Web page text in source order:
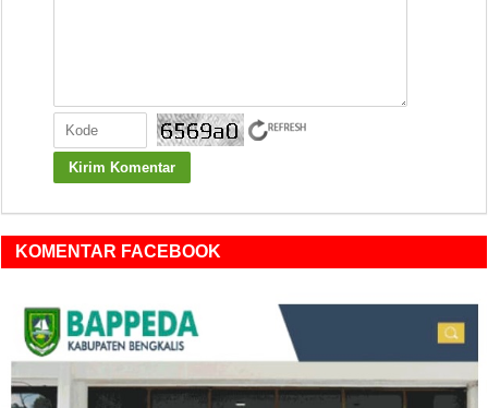
KOMENTAR FACEBOOK